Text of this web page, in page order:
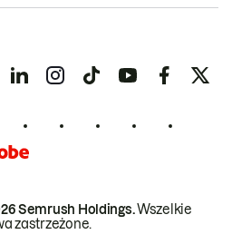
Semrush Holdings.Wszelkie
zastrzeżone.